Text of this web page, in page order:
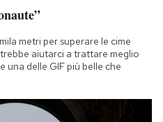
metri per superare le cime
aiutarci a trattare meglio
una delle GIF più belle che